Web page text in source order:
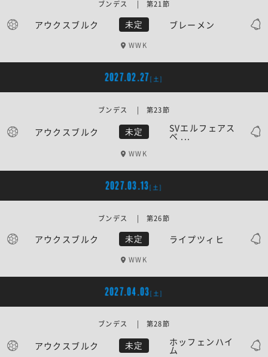
アウクスブルク 未定 ブレーメン
ブンデス | 第21節
WWK
2027.02.27[土]
アウクスブルク 未定 SVエルフェアス
ベ ...
ブンデス | 第23節
WWK
2027.03.13[土]
アウクスブルク 未定 ライプツィヒ
ブンデス | 第26節
WWK
2027.04.03[土]
アウクスブルク 未定 ホッフェンハイ
ム
ブンデス | 第28節